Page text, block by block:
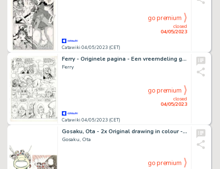
Catawiki 04/05/2023 (CET)
closed
04/05/2023
go premium
Ferry - Originele pagina - Een vreemdeling ging voorbij... - (1976)
Ferry
Catawiki 04/05/2023 (CET)
closed
04/05/2023
go premium
Gosaku, Ota - 2x Original drawing in colour - Tom Sawyer & Huckleberry Finn - (1993)
Gosaku, Ota
go premium